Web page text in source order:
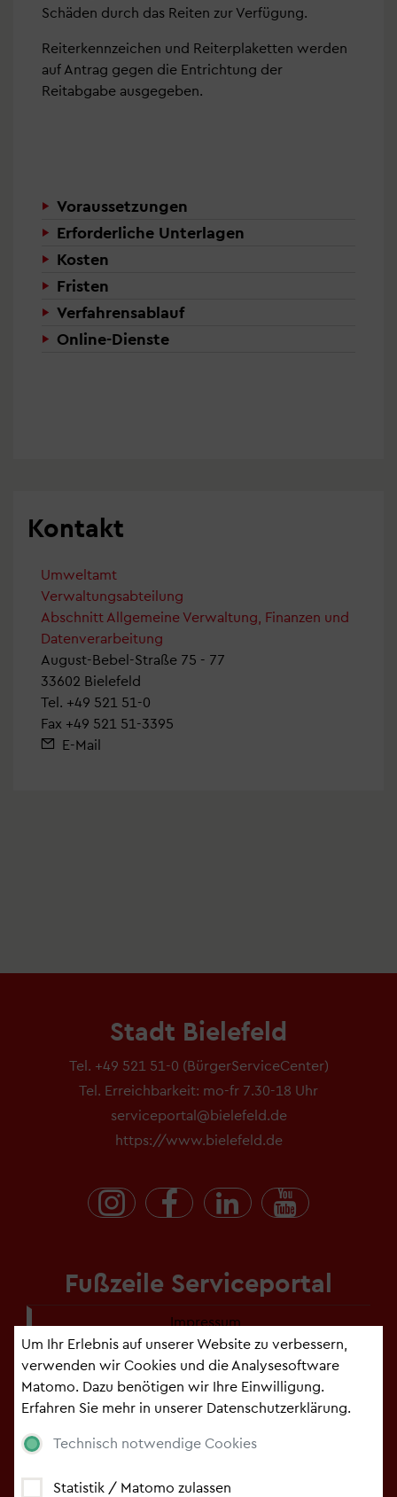
Um Ihr Erlebnis auf unserer Website zu verbessern,
verwenden wir Cookies und die Analysesoftware
Matomo. Dazu benötigen wir Ihre Einwilligung.
Erfahren Sie mehr in unserer Datenschutzerklärung.
Technisch notwendige Cookies
Statistik / Matomo zulassen
Schäden durch das Reiten zur Verfügung.
Reiterkennzeichen und Reiterplaketten werden
auf Antrag gegen die Entrichtung der
Reitabgabe ausgegeben.
Voraussetzungen
Erforderliche Unterlagen
Kosten
Fristen
Verfahrensablauf
Online-Dienste
Kontakt
Umweltamt
Verwaltungsabteilung
Abschnitt Allgemeine Verwaltung, Finanzen und
Datenverarbeitung
August-Bebel-Straße 75 - 77
33602 Bielefeld
Tel. +49 521 51-0
Fax +49 521 51-3395
E-Mail
Stadt Bielefeld
Tel. +49 521 51-0 (BürgerServiceCenter)
Tel. Erreichbarkeit: mo-fr 7.30-18 Uhr
serviceportal@bielefeld.de
https://www.bielefeld.de
Fußzeile Serviceportal
Impressum
Kontakt
Datenschutzerklärung